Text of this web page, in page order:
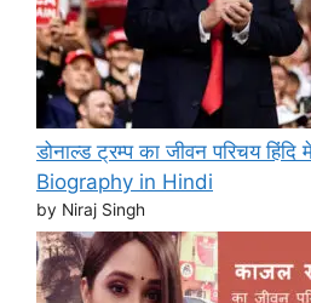
डोनाल्ड ट्रम्प का जीवन परिचय
Biography in Hindi
by Niraj Singh